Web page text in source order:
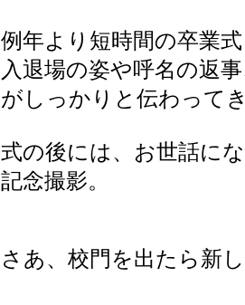
例年より短時間の卒業
入退場の姿や呼名の返
がしっかりと伝わって
式の後には、お世話に
記念撮影。
さあ、校門を出たら新